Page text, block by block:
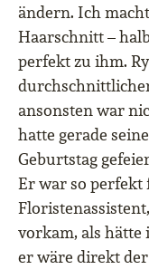
ändern. Ich
Haarschnitt –
perfekt zu ihm.
ansonsten war
hatte gerade
Geburtstag
Er war so perfekt
vorkam, als
er wäre direkt